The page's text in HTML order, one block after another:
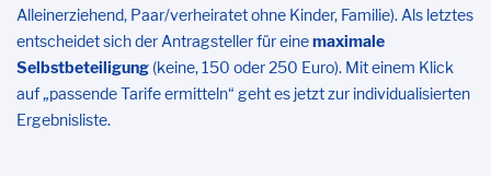
Alleinerziehend, Paar/verheiratet ohne Kinder, Familie). Als letztes
entscheidet sich der Antragsteller für einemaximale
Selbstbeteiligung (keine, 150 oder 250 Euro). Mit einem Klick
auf „passende Tarife ermitteln“ geht es jetzt zur individualisierten
Ergebnisliste.